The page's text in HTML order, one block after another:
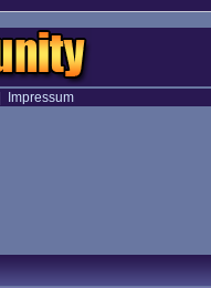
Impressum